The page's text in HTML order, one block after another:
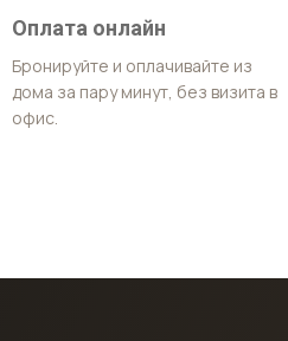
Оплата онлайн
Бронируйте и оплачивайте из
дома за пару минут, без визита в
офис.